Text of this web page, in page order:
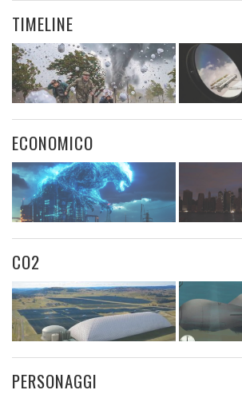
TIMELINE
ECONOMICO
CO2
PERSONAGGI